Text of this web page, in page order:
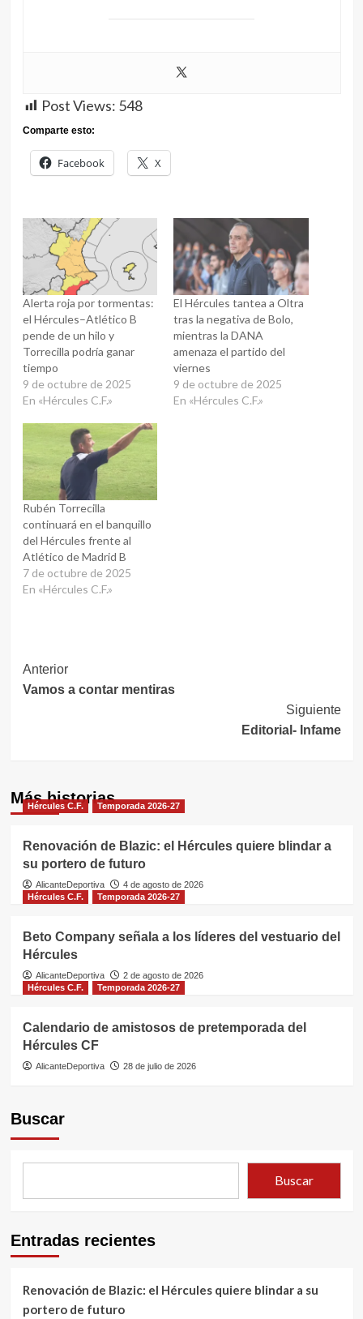
Post Views: 548
Comparte esto:
Facebook X
Alerta roja por tormentas:
el Hércules–Atlético B
pende de un hilo y
Torrecilla podría ganar
tiempo
9 de octubre de 2025
En «Hércules C.F.»
El Hércules tantea a Oltra
tras la negativa de Bolo,
mientras la DANA
amenaza el partido del
viernes
9 de octubre de 2025
En «Hércules C.F.»
Rubén Torrecilla
continuará en el banquillo
del Hércules frente al
Atlético de Madrid B
7 de octubre de 2025
En «Hércules C.F.»
Navegación
de
Anterior
Vamos a contar mentiras
Siguiente
Editorial- Infame
Más historias
Hércules C.F. Temporada 2026-27
Renovación de Blazic: el Hércules quiere blindar a
su portero de futuro
AlicanteDeportiva
4 de agosto de 2026
Hércules C.F.
Temporada 2026-27
Beto Company señala a los líderes del vestuario del
Hércules
AlicanteDeportiva
2 de agosto de 2026
Hércules C.F.
Temporada 2026-27
Calendario de amistosos de pretemporada del
Hércules CF
AlicanteDeportiva 28 de julio de 2026
Buscar
Buscar
Entradas recientes
Renovación de Blazic: el Hércules quiere blindar a su
portero de futuro